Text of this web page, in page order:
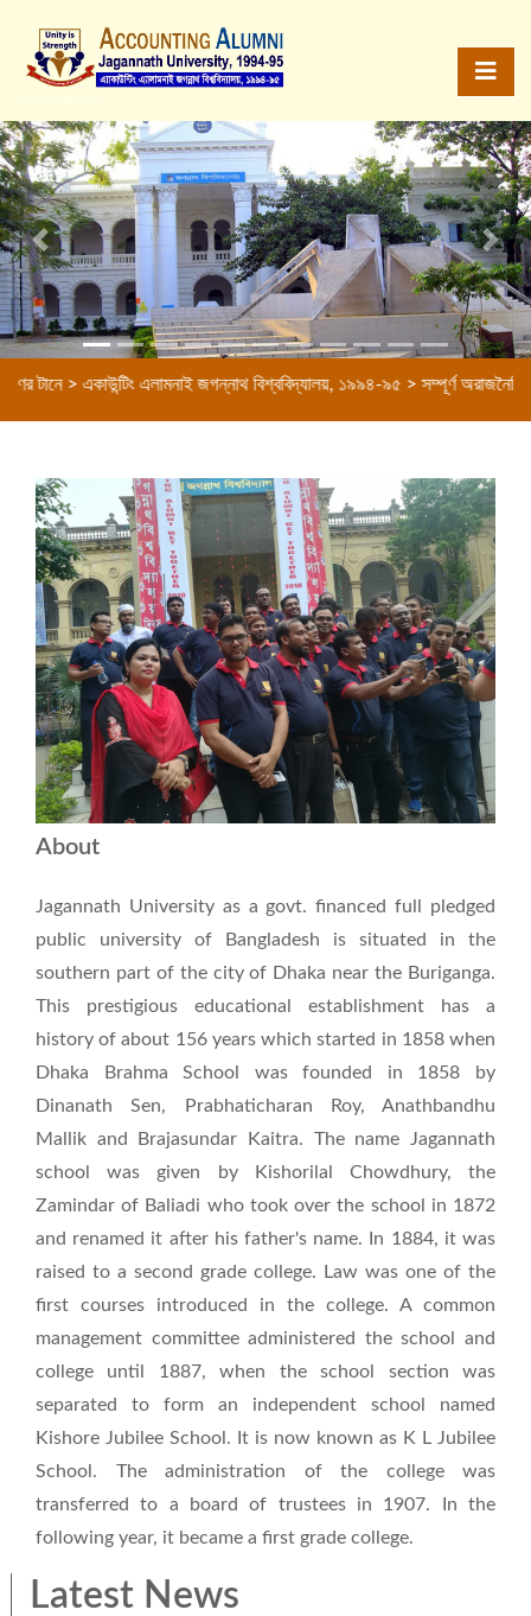
Previous Next
> একাউন্টিং এলামনাই জগন্নাথ বিশ্ববিদ্যালয়, ১৯৯৪-৯৫ > সম্পূর্ণ অরাজনৈতিক
About
Jagannath University as a govt. financed full pledged
public university of Bangladesh is situated in the
southern part of the city of Dhaka near the Buriganga.
This prestigious educational establishment has a
history of about 156 years which started in 1858 when
Dhaka Brahma School was founded in 1858 by
Dinanath Sen, Prabhaticharan Roy, Anathbandhu
Mallik and Brajasundar Kaitra. The name Jagannath
school was given by Kishorilal Chowdhury, the
Zamindar of Baliadi who took over the school in 1872
and renamed it after his father's name. In 1884, it was
raised to a second grade college. Law was one of the
first courses introduced in the college. A common
management committee administered the school and
college until 1887, when the school section was
separated to form an independent school named
Kishore Jubilee School. It is now known as K L Jubilee
School. The administration of the college was
transferred to a board of trustees in 1907. In the
following year, it became a first grade college.
Latest News